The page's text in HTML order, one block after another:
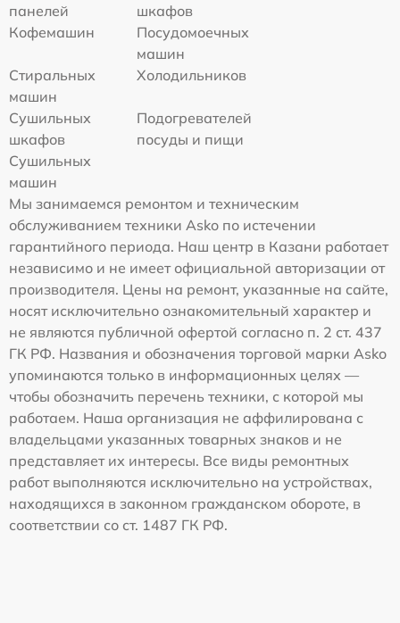
панелей
шкафов
Кофемашин
Посудомоечных
машин
Стиральных
машин
Холодильников
Сушильных
шкафов
Подогревателей
посуды и пищи
Сушильных
машин
Мы занимаемся ремонтом и техническим
обслуживанием техники Asko по истечении
гарантийного периода. Наш центр в Казани работает
независимо и не имеет официальной авторизации от
производителя. Цены на ремонт, указанные на сайте,
носят исключительно ознакомительный характер и
не являются публичной офертой согласно п. 2 ст. 437
ГК РФ. Названия и обозначения торговой марки Asko
упоминаются только в информационных целях —
чтобы обозначить перечень техники, с которой мы
работаем. Наша организация не аффилирована с
владельцами указанных товарных знаков и не
представляет их интересы. Все виды ремонтных
работ выполняются исключительно на устройствах,
находящихся в законном гражданском обороте, в
соответствии со ст. 1487 ГК РФ.